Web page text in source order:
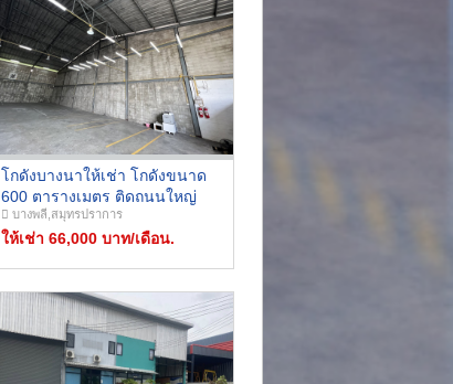
โกดังบางนาให้เช่า โกดังขนาด
600 ตารางเมตร ติดถนนใหญ่
ถนนบางนา-ตราด รถใหญ่เข้า
ออกได้ ใกล้สนามบินสุวรรณภูมิ
บางพลี,สมุทรปราการ
ให้เช่า 66,000 บาท/เดือน.